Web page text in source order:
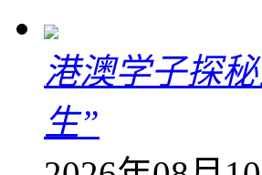
港澳学子探
生”